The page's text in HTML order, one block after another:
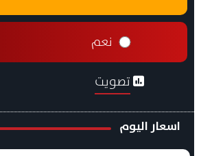
نعم
تصويت
اسعار اليوم